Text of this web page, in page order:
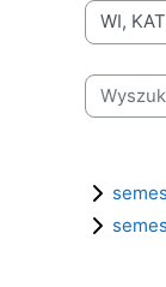
Wyszukaj